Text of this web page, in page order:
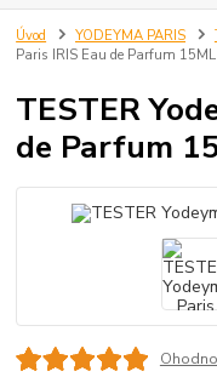
Úvod YODEYMA PARIS
Paris IRIS Eau de Parfum 15ML
TESTER
de Parfum